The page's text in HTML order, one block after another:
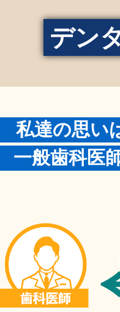
デン
私達の思い
一般歯科医